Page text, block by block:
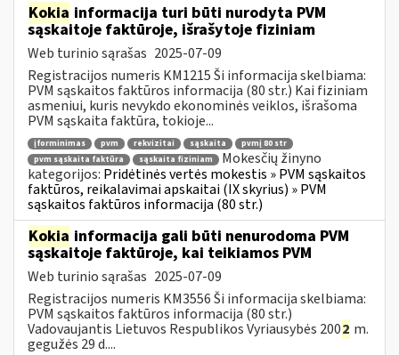
Kokia informacija turi būti nurodyta PVM
sąskaitoje faktūroje, išrašytoje fiziniam
Web turinio sąrašas 2025-07-09
Registracijos numeris KM1215 Ši informacija skelbiama:
PVM sąskaitos faktūros informacija (80 str.) Kai fiziniam
asmeniui, kuris nevykdo ekonominės veiklos, išrašoma
PVM sąskaita faktūra, tokioje...
įforminimas pvm rekvizitai sąskaita
pvmį 80 str
pvm sąskaita faktūra
sąskaita fiziniam
Mokesčių žinyno
kategorijos: Pridėtinės vertės mokestis » PVM sąskaitos
faktūros, reikalavimai apskaitai (IX skyrius) » PVM
sąskaitos faktūros informacija (80 str.)
Kokia informacija gali būti nenurodoma PVM
sąskaitoje faktūroje, kai teikiamos PVM
Web turinio sąrašas 2025-07-09
Registracijos numeris KM3556 Ši informacija skelbiama:
PVM sąskaitos faktūros informacija (80 str.)
Vadovaujantis Lietuvos Respublikos Vyriausybės 2002 m.
gegužės 29 d....